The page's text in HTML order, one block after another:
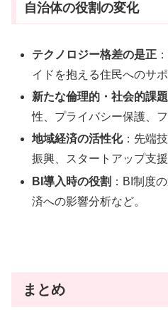
自治体の役割の変化
テクノロジー格差の是正
イドを抱える住民へのサ
新たな倫理的・社会的課
性、プライバシー保護、
地域経済の活性化：先端
振興、スタートアップ支援
BI導入時の役割 ：BI制度
済への影響分析など。
まとめ